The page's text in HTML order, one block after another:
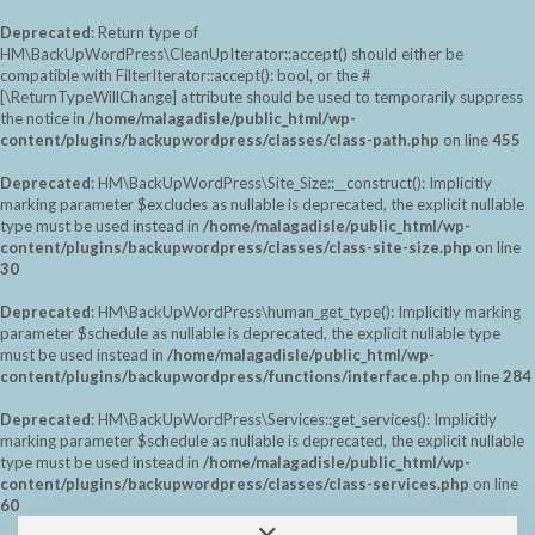
Deprecated: Return type of
HM\BackUpWordPress\CleanUpIterator::accept() should either be
compatible with FilterIterator::accept(): bool, or the #
[\ReturnTypeWillChange] attribute should be used to temporarily suppress
the notice in /home/malagadisle/public_html/wp-
content/plugins/backupwordpress/classes/class-path.php on line455
Deprecated: HM\BackUpWordPress\Site_Size::__construct(): Implicitly
marking parameter $excludes as nullable is deprecated, the explicit nullable
type must be used instead in /home/malagadisle/public_html/wp-
content/plugins/backupwordpress/classes/class-site-size.php on line
30
Deprecated: HM\BackUpWordPress\human_get_type(): Implicitly marking
parameter $schedule as nullable is deprecated, the explicit nullable type
must be used instead in /home/malagadisle/public_html/wp-
content/plugins/backupwordpress/functions/interface.php on line284
Deprecated: HM\BackUpWordPress\Services::get_services(): Implicitly
marking parameter $schedule as nullable is deprecated, the explicit nullable
type must be used instead in /home/malagadisle/public_html/wp-
content/plugins/backupwordpress/classes/class-services.php on line
60